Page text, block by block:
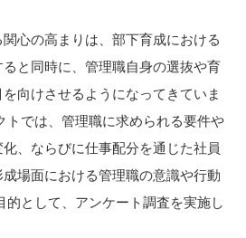
心の高まりは、部下育成における
と同時に、管理職自身の選抜や育
向けさせるようになってきていま
トでは、管理職に求められる要件や
、ならびに仕事配分を通じた社員
場面における管理職の意識や行動
的として、アンケート調査を実施し